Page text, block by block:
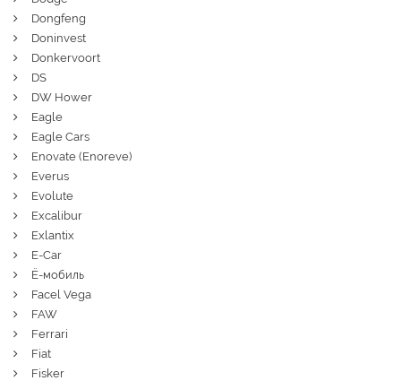
Dongfeng
Doninvest
Donkervoort
DS
DW Hower
Eagle
Eagle Cars
Enovate (Enoreve)
Everus
Evolute
Excalibur
Exlantix
E-Car
Ё-мобиль
Facel Vega
FAW
Ferrari
Fiat
Fisker